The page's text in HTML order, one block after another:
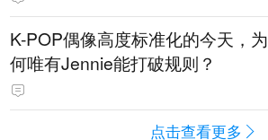
K-POP偶像高度标准化的今天，为
何唯有Jennie能打破规则？
点击查看更多